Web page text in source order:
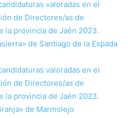
valoradas en el
de Directores/as de
la provincia de Jaén 2023.
de Santiago de la Espada
valoradas en el
de Directores/as de
la provincia de Jaén 2023.
de Marmolejo